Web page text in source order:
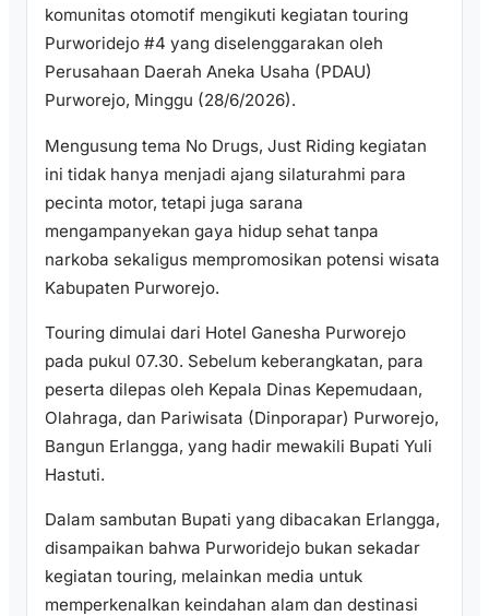
komunitas otomotif mengikuti kegiatan touring
Purworidejo #4 yang diselenggarakan oleh
Perusahaan Daerah Aneka Usaha (PDAU)
Purworejo, Minggu (28/6/2026).
Mengusung tema No Drugs, Just Riding kegiatan
ini tidak hanya menjadi ajang silaturahmi para
pecinta motor, tetapi juga sarana
mengampanyekan gaya hidup sehat tanpa
narkoba sekaligus mempromosikan potensi wisata
Kabupaten Purworejo.
Touring dimulai dari Hotel Ganesha Purworejo
pada pukul 07.30. Sebelum keberangkatan, para
peserta dilepas oleh Kepala Dinas Kepemudaan,
Olahraga, dan Pariwisata (Dinporapar) Purworejo,
Bangun Erlangga, yang hadir mewakili Bupati Yuli
Hastuti.
Dalam sambutan Bupati yang dibacakan Erlangga,
disampaikan bahwa Purworidejo bukan sekadar
kegiatan touring, melainkan media untuk
memperkenalkan keindahan alam dan destinasi